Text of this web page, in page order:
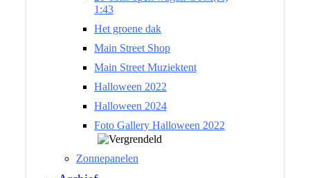
1:43
Het groene dak
Main Street Shop
Main Street Muziektent
Halloween 2022
Halloween 2024
Foto Gallery Halloween 2022
Zonnepanelen